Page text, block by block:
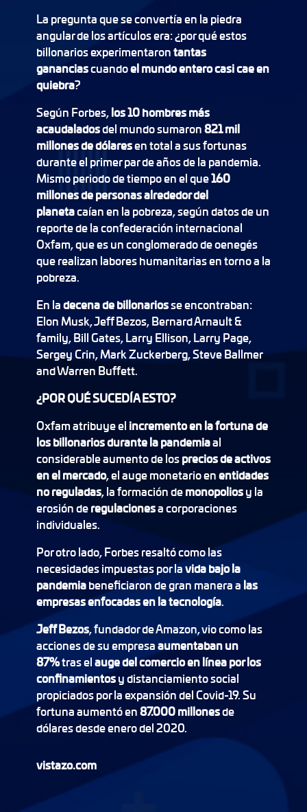
La pregunta que se convertía en la piedra
angular de los artículos era: ¿por qué estos
billonarios experimentarontantas
gananciascuandoel mundo entero casi cae en
quiebra?
Según Forbes,los 10 hombres más
acaudaladosdel mundo sumaron821 mil
millones de dólaresen total a sus fortunas
durante el primer par de años de la pandemia.
Mismo periodo de tiempo en el que160
millones de personas alrededor del
planetacaían en la pobreza, según datos de un
reporte de la confederación internacional
Oxfam, que es un conglomerado de oenegés
que realizan labores humanitarias en torno a la
pobreza.
En ladecena de billonariosse encontraban:
Elon Musk, Jeff Bezos, Bernard Arnault &
family, Bill Gates, Larry Ellison, Larry Page,
Sergey Crin, Mark Zuckerberg, Steve Ballmer
and Warren Buffett.
¿POR QUÉ SUCEDÍA ESTO?
Oxfam atribuye el incremento en la fortuna de
los billonarios durante la pandemiaal
considerable aumento de losprecios de activos
en el mercado, el auge monetario enentidades
no reguladas, la formación demonopoliosy la
erosión deregulacionesa corporaciones
individuales.
Por otro lado, Forbes resaltó como las
necesidades impuestas por lavida bajo la
pandemiabeneficiaron de gran manera a las
empresas enfocadas en la tecnología.
Jeff Bezos, fundador de Amazon, vio como las
acciones de su empresaaumentaban un
87%tras elauge del comercio en línea por los
confinamientosy distanciamiento social
propiciados por la expansión del Covid-19. Su
fortuna aumentó en87.000 millonesde
dólares desde enero del 2020.
vistazo.com